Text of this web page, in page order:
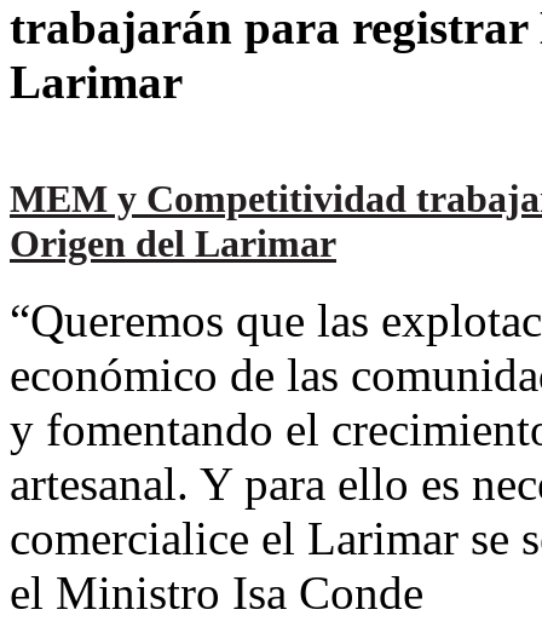
trabajarán para registrar
Larimar
MEM y Competitividad
Origen del Larimar
“Queremos que las
económico de las
y fomentando el
artesanal. Y para ello es
comercialice el Larimar se
el Ministro Isa Conde